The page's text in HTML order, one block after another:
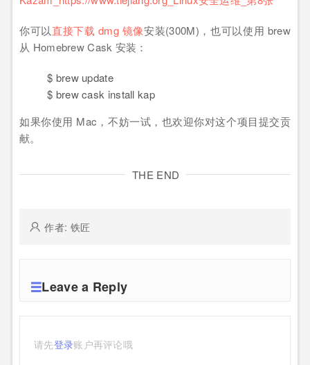
你可以直接下载 dmg 镜像安装(300M)，也可以使用 brew
从 Homebrew Cask 安装：
$ brew update
$ brew cask install kap
如果你使用 Mac，不妨一试，也欢迎你对这个项目提交贡
献。
THE END
作者: 铁匠
Leave a Reply
请先登录账户再评论哦